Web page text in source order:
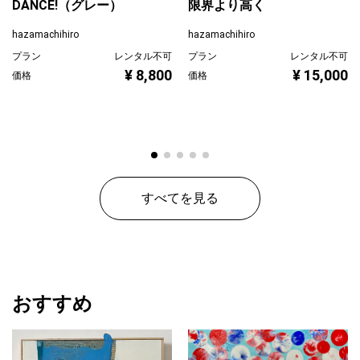
DANCE!（グレー）
hazamachihiro
プラン
レンタル不可
価格
¥ 8,800
限界より高く
hazamachihiro
プラン
レンタル不可
価格
¥ 15,000
すべてを見る
おすすめ